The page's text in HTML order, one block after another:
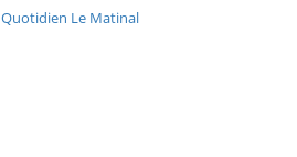
Quotidien Le Matinal